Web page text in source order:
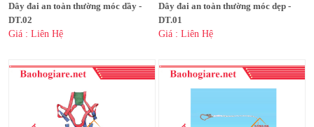
Dây đai an toàn thường móc dầy -
DT.02
Giá : Liên Hệ
Dây đai an toàn thường móc dẹp -
DT.01
Giá : Liên Hệ